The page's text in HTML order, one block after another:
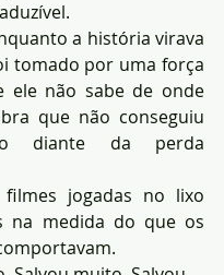
a história virava
tomado por uma força
ele não sabe de onde
que não conseguiu
diante da perda
jogadas no lixo
na medida do que os